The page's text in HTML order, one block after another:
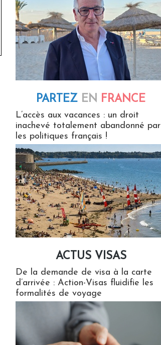
PARTEZ EN FRANCE
L’accès aux vacances : un droit
inachevé totalement abandonné par
les politiques français !
ACTUS VISAS
De la demande de visa à la carte
d’arrivée : Action-Visas fluidifie les
formalités de voyage